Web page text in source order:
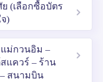
(เลือกซื้อบัตร
)
แม่กวนอิม –
แควร์ – ร้าน
– สนามบิน